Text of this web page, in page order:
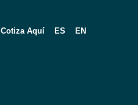
Cotiza Aquí ES EN